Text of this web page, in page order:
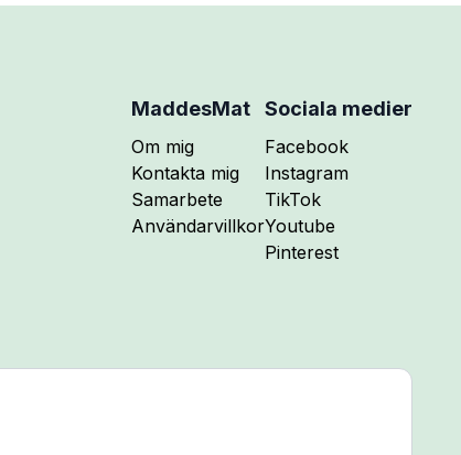
MaddesMat
Om mig
Kontakta mig
Samarbete
Användarvillkor
Sociala medier
Följ mig på
Facebook
Följ mig på
Instagram
Följ mig på
TikTok
Följ mig på
Youtube
Följ mig på
Pinterest